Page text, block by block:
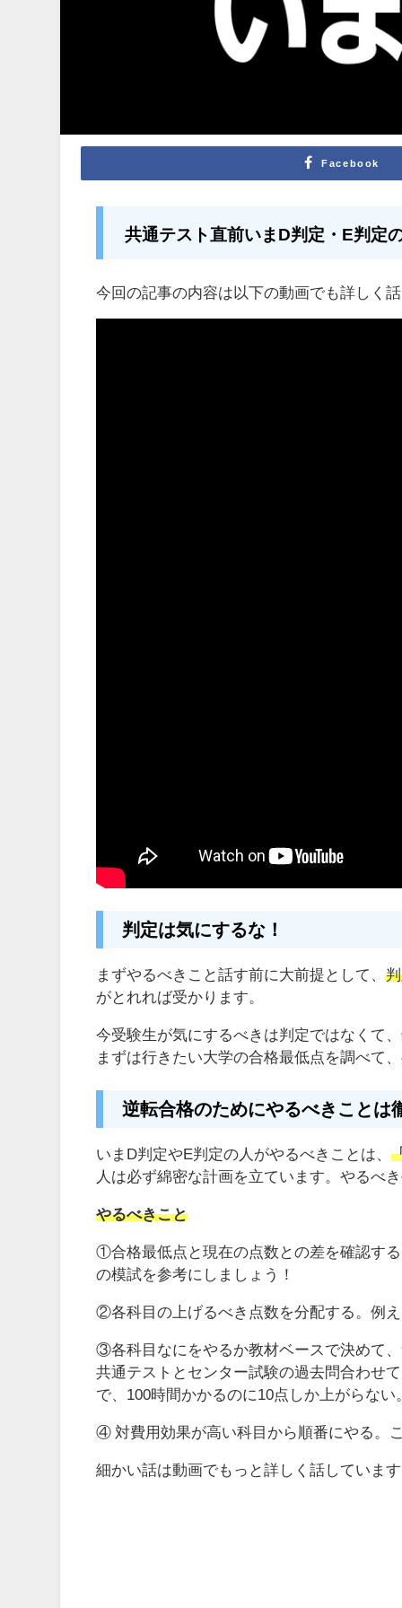
Facebook
共通テスト直前いまD判定・E判定
今回の記事の内容は以下の動画でも詳しく
判定は気にするな！
まずやるべきこと話す前に大前提として、
がとれれば受かります。
今受験生が気にするべきは判定ではなくて、
まずは行きたい大学の合格最低点を調べて
逆転合格のためにやるべきことは
いまD判定やE判定の人がやるべきことは、
人は必ず綿密な計画を立ています。やるべ
やるべきこと
①合格最低点と現在の点数との差を確認す
の模試を参考にしましょう！
②各科目の上げるべき点数を分配する。例
③各科目なにをやるか教材ベースで決めて
共通テストとセンター試験の過去問合わせ
で、100時間かかるのに10点しか上がらな
④ 対費用効果が高い科目から順番にやる。
細かい話は動画でもっと詳しく話していま